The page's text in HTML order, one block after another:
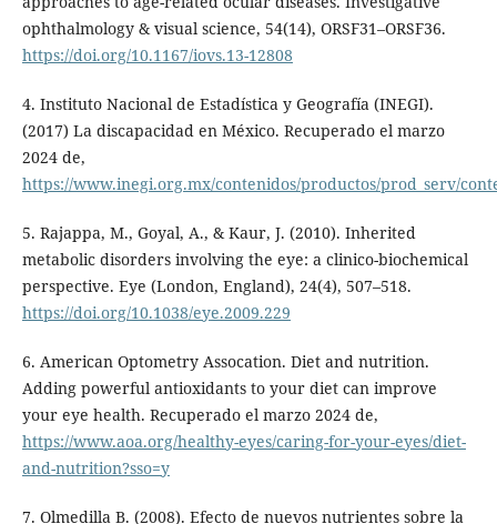
ophthalmology & visual science, 54(14), ORSF31–ORSF36.
https://doi.org/10.1167/iovs.13-12808
4. Instituto Nacional de Estadística y Geografía (INEGI).
(2017) La discapacidad en México. Recuperado el marzo
2024 de,
https://www.inegi.org.mx/contenidos/productos/prod_serv/
5. Rajappa, M., Goyal, A., & Kaur, J. (2010). Inherited
metabolic disorders involving the eye: a clinico-biochemical
perspective. Eye (London, England), 24(4), 507–518.
https://doi.org/10.1038/eye.2009.229
6. American Optometry Assocation. Diet and nutrition.
Adding powerful antioxidants to your diet can improve
your eye health. Recuperado el marzo 2024 de,
https://www.aoa.org/healthy-eyes/caring-for-your-eyes/diet-
and-nutrition?sso=y
7. Olmedilla B. (2008). Efecto de nuevos nutrientes sobre la